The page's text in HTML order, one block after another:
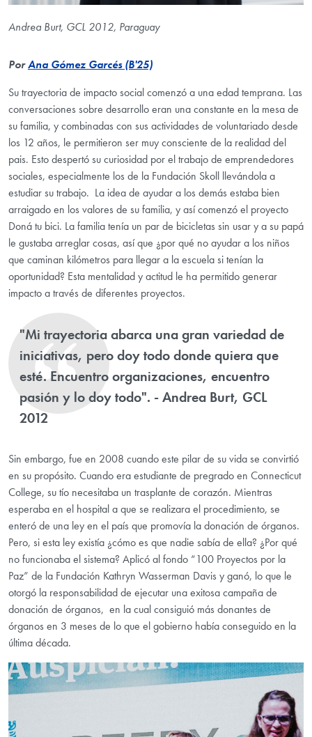
Andrea Burt, GCL 2012, Paraguay
PorAna Gómez Garcés (B'25)
Su trayectoria de impacto social comenzó a una edad temprana. Las
conversaciones sobre desarrollo eran una constante en la mesa de
su familia, y combinadas con sus actividades de voluntariado desde
los 12 años, le permitieron ser muy consciente de la realidad del
pais. Esto despertó su curiosidad por el trabajo de emprendedores
sociales, especialmente los de la Fundación Skoll llevándola a
estudiar su trabajo. La idea de ayudar a los demás estaba bien
arraigado en los valores de su familia, y así comenzó el proyecto
Doná tu bici. La familia tenía un par de bicicletas sin usar y a su papá
le gustaba arreglar cosas, así que ¿por qué no ayudar a los niños
que caminan kilómetros para llegar a la escuela si tenían la
oportunidad? Esta mentalidad y actitud le ha permitido generar
impacto a través de diferentes proyectos.
"Mi trayectoria abarca una gran variedad de
iniciativas, pero doy todo donde quiera que
esté. Encuentro organizaciones, encuentro
pasión y lo doy todo". - Andrea Burt, GCL
2012
Sin embargo, fue en 2008 cuando este pilar de su vida se convirtió
en su propósito. Cuando era estudiante de pregrado en Connecticut
College, su tío necesitaba un trasplante de corazón. Mientras
esperaba en el hospital a que se realizara el procedimiento, se
enteró de una ley en el país que promovía la donación de órganos.
Pero, si esta ley existía ¿cómo es que nadie sabía de ella? ¿Por qué
no funcionaba el sistema? Aplicó al fondo “100 Proyectos por la
Paz” de la Fundación Kathryn Wasserman Davis y ganó, lo que le
otorgó la responsabilidad de ejecutar una exitosa campaña de
donación de órganos, en la cual consiguió más donantes de
órganos en 3 meses de lo que el gobierno había conseguido en la
última década.